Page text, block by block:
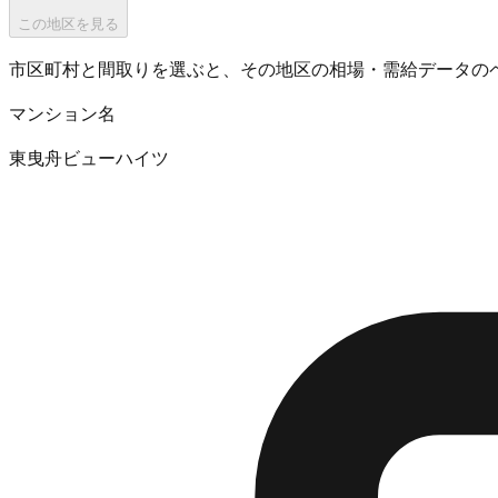
この地区を見る
市区町村と間取りを選ぶと、その地区の相場・需給データの
マンション名
東曳舟ビューハイツ